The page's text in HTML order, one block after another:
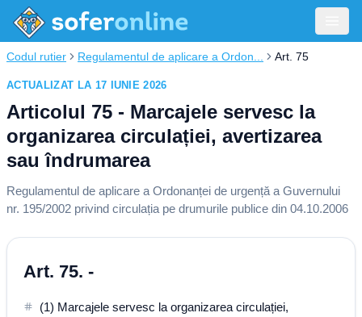
Codul rutier Regulamentul de aplicare a Ordon... Art. 75
ACTUALIZAT LA 17 IUNIE 2026
Articolul 75 - Marcajele servesc la
organizarea circulației, avertizarea
sau îndrumarea
Regulamentul de aplicare a Ordonanței de urgență a Guvernului
nr. 195/2002 privind circulația pe drumurile publice din 04.10.2006
Art. 75. -
(1) Marcajele servesc la organizarea circulației,